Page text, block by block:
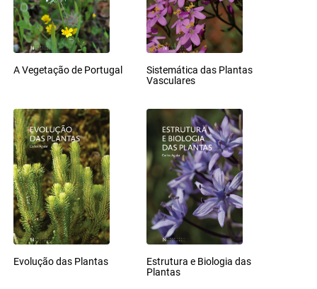
A Vegetação de Portugal
Sistemática das Plantas
Vasculares
Evolução das Plantas
Estrutura e Biologia das
Plantas